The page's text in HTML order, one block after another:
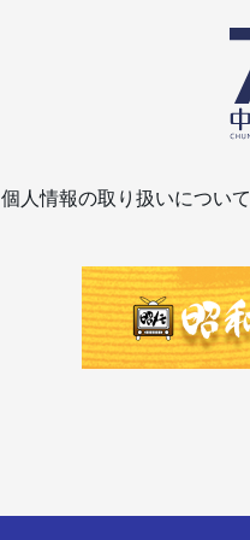
個人情報の取り扱いについて